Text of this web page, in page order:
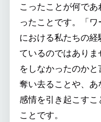
こったことが何で
ったことです。「
における私たちの
ているのではあり
をしなかったのか
奪い去ることや、
感情を引き起こす
ことです。